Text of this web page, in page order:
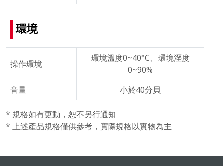
環境
操作環境
環境溫度0~40°C、環境溼度
0~90%
音量
小於40分貝
* 規格如有更動，恕不另行通知
* 上述產品規格僅供參考，實際規格以實物為主